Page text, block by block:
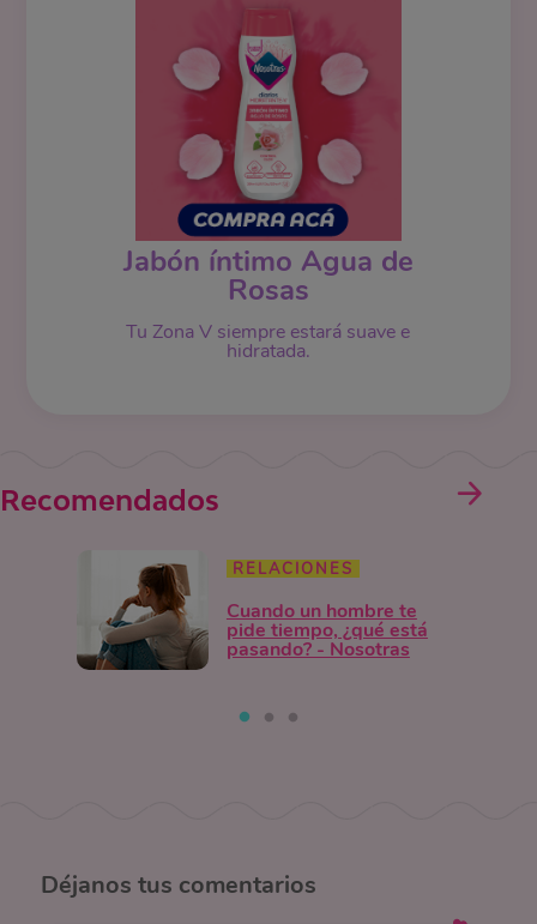
Jabón íntimo Agua de
Rosas
Tu Zona V siempre estará suave e
hidratada.
Recomendados
RELACIONES
Cuando un hombre te
pide tiempo, ¿qué está
pasando? - Nosotras
Déjanos tus comentarios